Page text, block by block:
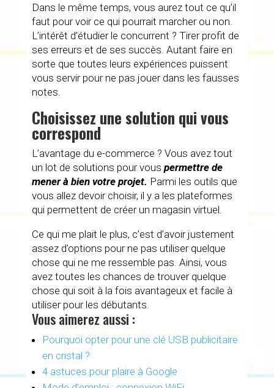
Dans le même temps, vous aurez tout ce qu’il
faut pour voir ce qui pourrait marcher ou non.
L’intérêt d’étudier le concurrent ? Tirer profit de
ses erreurs et de ses succès. Autant faire en
sorte que toutes leurs expériences puissent
vous servir pour ne pas jouer dans les fausses
notes.
Choisissez une solution qui vous
correspond
L’avantage du e-commerce ? Vous avez tout
un lot de solutions pour vous permettre de
mener à bien votre projet. Parmi les outils que
vous allez devoir choisir, il y a les plateformes
qui permettent de créer un magasin virtuel.
Ce qui me plait le plus, c’est d’avoir justement
assez d’options pour ne pas utiliser quelque
chose qui ne me ressemble pas. Ainsi, vous
avez toutes les chances de trouver quelque
chose qui soit à la fois avantageux et facile à
utiliser pour les débutants.
Vous aimerez aussi :
Pourquoi opter pour une clé USB publicitaire
en cristal ?
4 astuces pour plaire à Google